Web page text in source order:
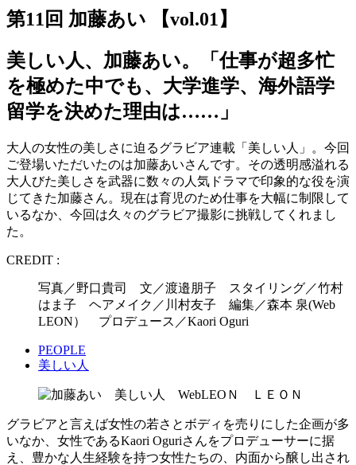
第11回 加藤あい 【vol.01】
美しい人、加藤あい。「仕事が超多忙
を極めた中でも、大学進学、海外語学
留学を決めた理由は……」
大人の女性の美しさに迫るグラビア連載「美しい人」。今回
ご登場いただいたのは加藤あいさんです。その透明感溢れる
大人びた美しさを武器に数々の人気ドラマで印象的な役を演
じてきた加藤さん。現在は育児のため仕事を大幅に制限して
いるなか、今回は久々のグラビア撮影に挑戦してくれまし
た。
CREDIT :
写真／野口貴司 文／渡邉朋子 スタイリング／竹村
はま子 ヘアメイク／川村友子 編集／森本 泉(Web
LEON） プロデュース／Kaori Oguri
PEOPLE
美しい人
グラビアと言えば女性の若さとボディを売りにした企画が多
いなか、女性であるKaori Oguriさんをプロデューサーに据
え、豊かな人生経験を持つ女性たちの、内面から醸し出され